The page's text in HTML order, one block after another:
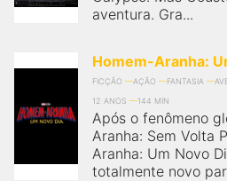
aventura. Gra...
Homem-Aranha:
FICÇÃO AÇÃO FANTASIA
12 ANOS
144 MIN
Após o fenômeno
Aranha: Sem Volta
Aranha: Um Novo
totalmente novo